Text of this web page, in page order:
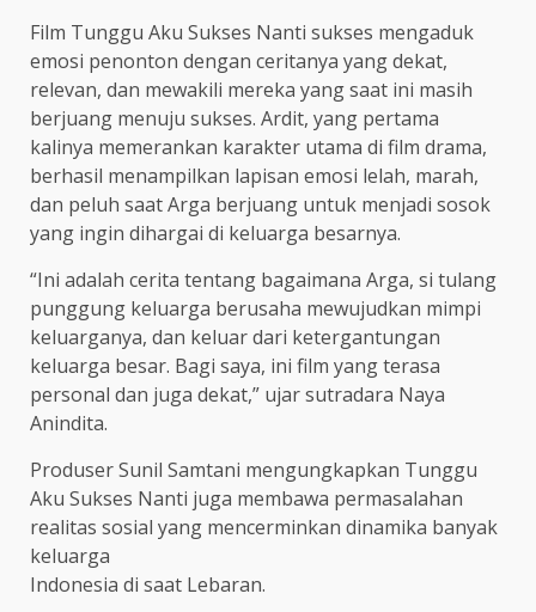
Film Tunggu Aku Sukses Nanti sukses mengaduk
emosi penonton dengan ceritanya yang dekat,
relevan, dan mewakili mereka yang saat ini masih
berjuang menuju sukses. Ardit, yang pertama
kalinya memerankan karakter utama di film drama,
berhasil menampilkan lapisan emosi lelah, marah,
dan peluh saat Arga berjuang untuk menjadi sosok
yang ingin dihargai di keluarga besarnya.
“Ini adalah cerita tentang bagaimana Arga, si tulang
punggung keluarga berusaha mewujudkan mimpi
keluarganya, dan keluar dari ketergantungan
keluarga besar. Bagi saya, ini film yang terasa
personal dan juga dekat,” ujar sutradara Naya
Anindita.
Produser Sunil Samtani mengungkapkan Tunggu
Aku Sukses Nanti juga membawa permasalahan
realitas sosial yang mencerminkan dinamika banyak
keluarga
Indonesia di saat Lebaran.